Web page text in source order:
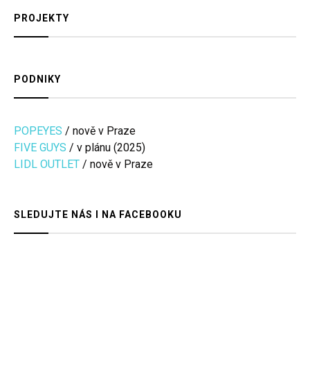
PROJEKTY
PODNIKY
POPEYES / nově v Praze
FIVE GUYS / v plánu (2025)
LIDL OUTLET / nově v Praze
SLEDUJTE NÁS I NA FACEBOOKU